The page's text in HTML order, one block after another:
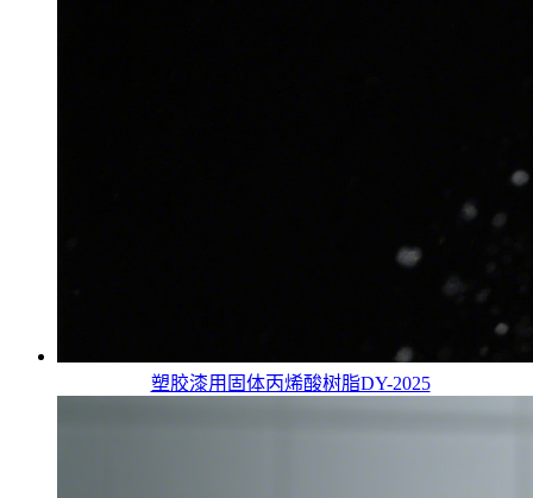
塑胶漆用固体丙烯酸树脂DY-2025